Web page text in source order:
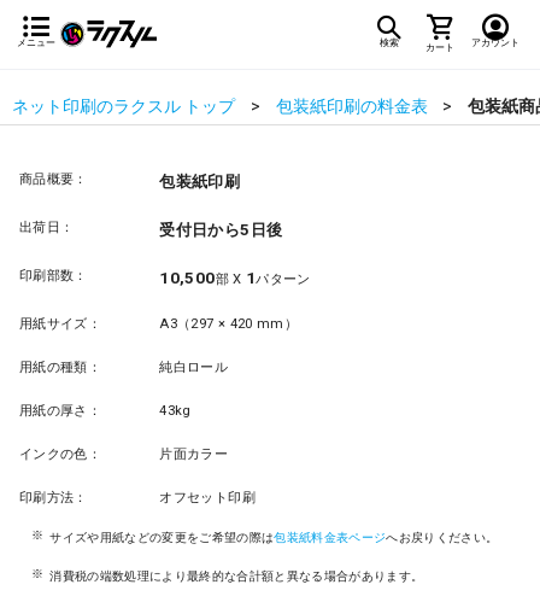
メニュー 検索 カート アカウント
ネット印刷のラクスル トップ 包装紙印刷の料金表 包装紙商
商品概要： 包装紙印刷
出荷日： 受付日から5日後
印刷部数： 10,500部 X 1パターン
用紙サイズ： A3（297 × 420 mm）
用紙の種類： 純白ロール
用紙の厚さ： 43kg
インクの色： 片面カラー
印刷方法： オフセット印刷
サイズや用紙などの変更をご希望の際は包装紙料金表ページへお戻りください。
消費税の端数処理により最終的な合計額と異なる場合があります。